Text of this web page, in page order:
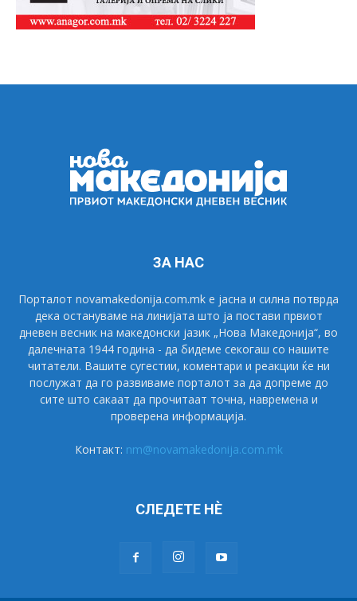
ЗА НАС
Порталот novamakedonija.com.mk е јасна и силна потврда
дека остануваме на линијата што ја постави првиот
дневен весник на македонски јазик „Нова Македонија“, во
далечната 1944 година - да бидеме секогаш со нашите
читатели. Вашите сугестии, коментари и реакции ќе ни
послужат да го развиваме порталот за да допреме до
сите што сакаат да прочитаат точна, навремена и
проверена информација.
Контакт: nm@novamakedonija.com.mk
СЛЕДЕТЕ НÈ